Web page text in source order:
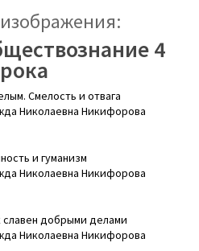
4
Смелость и отвага
Николаевна Никифорова
и гуманизм
Николаевна Никифорова
славен добрыми делами
Николаевна Никифорова